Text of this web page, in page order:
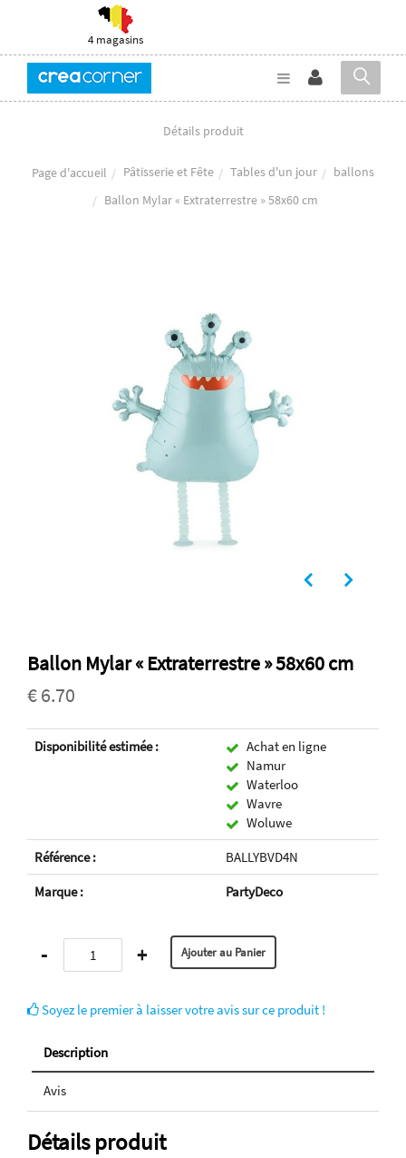
4 magasins
Détails produit
Page d'accueil Pâtisserie et Fête Tables d'un jour
ballons
Ballon Mylar « Extraterrestre » 58x60 cm
Ballon Mylar « Extraterrestre » 58x60 cm
€ 6.70
Disponibilité estimée :
Achat en ligne
Namur
Waterloo
Wavre
Woluwe
Référence :
BALLYBVD4N
Marque :
PartyDeco
- +
Soyez le premier à laisser votre avis sur ce produit !
Description
Avis
Détails produit